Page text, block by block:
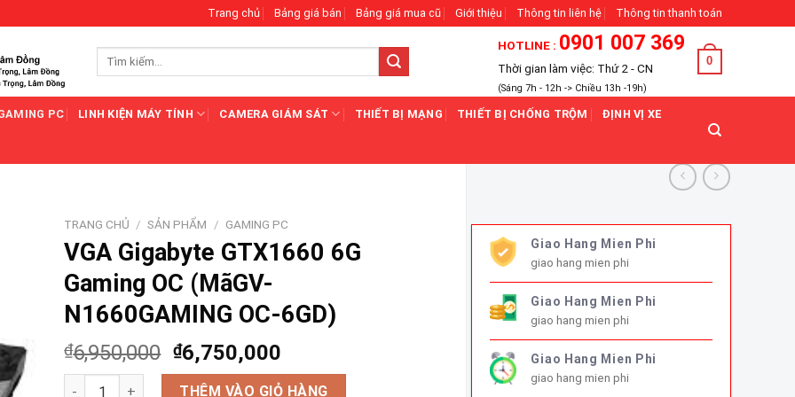
Trang chủ Bảng giá bán Bảng giá mua cũ Giới thiệu Thông tin liên hệ Thông tin thanh toán
Tìm
HOTLINE : 0901 007 369
Thời gian làm việc: Thứ 2 - CN
(Sáng 7h - 12h -> Chiều 13h -19h)
0
PC LINH KIỆN MÁY TÍNH CAMERA GIÁM SÁT THIẾT BỊ MẠNG THIẾT BỊ CHỐNG TRỘM ĐỊNH VỊ XE
Giao Hang Mien Phi
giao hang mien phi
Giao Hang Mien Phi
giao hang mien phi
Giao Hang Mien Phi
giao hang mien phi
TRANG CHỦ / SẢN PHẨM / GAMING PC
VGA Gigabyte GTX1660 6G
Gaming OC (MãGV-
N1660GAMING OC-6GD)
₫6,950,000 ₫6,750,000
VGA Gigabyte GTX1660 6G Gaming OC (MãGV-N1660GAMING OC-6GD) số lượng
THÊM VÀO GIỎ HÀNG